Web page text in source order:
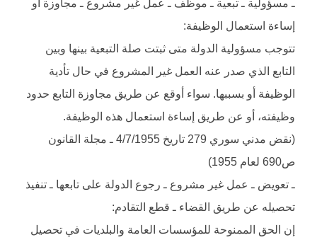
ـ مسؤولية ـ تبعية ـ موظف ـ عمل غير مشروع ـ مجاوزة او
إساءة استعمال الوظيفة:
تتوجب مسؤولية الدولة متى ثبتت صلة التبعية بينها وبين
التابع الذي صدر عنه العمل غير المشروع في حال تأدية
الوظيفة أو بسببها. سواء أوقع عن طريق مجاوزة التابع حدود
وظيفته، أو عن طريق إساءة استعمال هذه الوظيفة.
(نقض مدني سوري 279 تاريخ 4/7/1955 ـ مجلة القانون
ص690 لعام 1955)
ـ تعويض ـ عمل غير مشروع ـ رجوع الدولة على تابعها ـ تنفيذ
تحصيله عن طريق القضاء ـ قطع التقادم:
إن الحق الممنوحة للمؤسسات العامة والبلديات في تحصيل